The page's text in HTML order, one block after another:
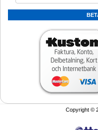
Copyright ©